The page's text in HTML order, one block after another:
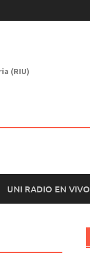
(RIU)
UNI RADIO EN VIVO